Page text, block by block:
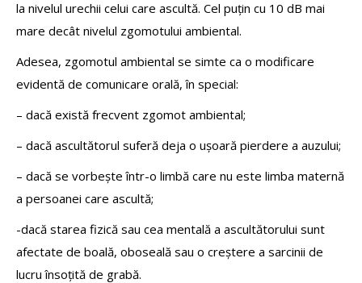
la nivelul urechii celui care ascultă. Cel puțin cu 10 dB mai
mare decât nivelul zgomotului ambiental.
Adesea, zgomotul ambiental se simte ca o modificare
evidentă de comunicare orală, în special:
– dacă există frecvent zgomot ambiental;
– dacă ascultătorul suferă deja o ușoară pierdere a auzului;
– dacă se vorbește într-o limbă care nu este limba maternă
a persoanei care ascultă;
-dacă starea fizică sau cea mentală a ascultătorului sunt
afectate de boală, oboseală sau o creștere a sarcinii de
lucru însoțită de grabă.